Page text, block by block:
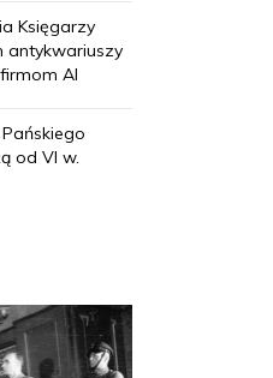
Księgarzy
antykwariuszy
AI
od VI w.